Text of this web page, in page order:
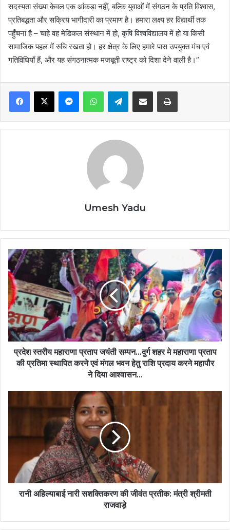
सदस्यता संख्या केवल एक आंकड़ा नहीं, बल्कि युवाओं में संगठन के प्रति विश्वास,
प्रतिबद्धता और सक्रिय भागीदारी का प्रमाण है। हमारा लक्ष्य हर विद्यार्थी तक
पहुँचना है – चाहे वह मेडिकल संस्थान में हो, कृषि विश्वविद्यालय में हो या किसी
सामाजिक पहल में रुचि रखता हो। हर क्षेत्र के लिए हमारे पास उपयुक्त मंच एवं
गतिविधियाँ हैं, और यह संगठनात्मक मजबूती राष्ट्र को दिशा देने वाली है।”
Facebook
X MessengerWhatsAppTelegramShare via Email Print
Umesh Yadu
प्रदेश स्तरीय महाराणा प्रताप जयंती सम्पन...दुर्ग शहर मे महाराणा प्रताप
की प्रतिमा स्थापित करने एवं मंगल भवन हेतु राशि प्रदाय करने महापौर
ने दिया आश्वासन...
रानी अहिल्याबाई नारी सशक्तिकरण की जीवंत प्रतीक: मंत्री श्रीमती
राजवाड़े